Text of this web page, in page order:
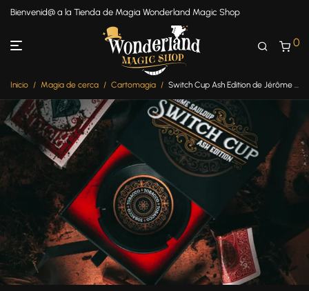
Bienvenid@ a la Tienda de Magia Wonderland Magic Shop
0
Inicio / Magia de cerca / Cartomagia / Switch Cup Ash Edition de Jérôme Sauloup y Magic Dream – Nuevo en Wonderland